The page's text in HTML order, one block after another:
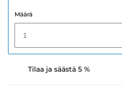
Määrä
1
Tilaa ja säästä 5 %